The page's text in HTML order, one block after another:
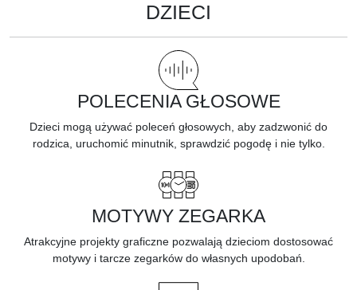
DZIECI
POLECENIA GŁOSOWE
Dzieci mogą używać poleceń głosowych, aby zadzwonić do
rodzica, uruchomić minutnik, sprawdzić pogodę i nie tylko.
MOTYWY ZEGARKA
Atrakcyjne projekty graficzne pozwalają dzieciom dostosować
motywy i tarcze zegarków do własnych upodobań.